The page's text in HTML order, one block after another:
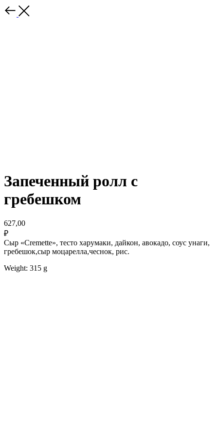
Запеченный ролл с
гребешком
627,00
₽
Сыр «Cremette», тесто харумаки, дайкон, авокадо, соус унаги,
гребешок,сыр моцарелла,чеснок, рис.
Weight: 315 g